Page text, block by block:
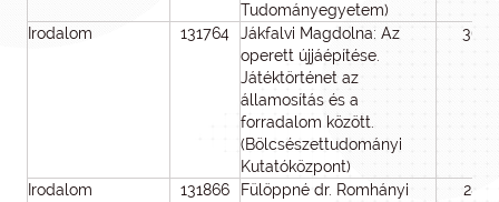
Tudományegyetem)
Irodalom 131764
Jákfalvi Magdolna: Az
operett újjáépítése.
Játéktörténet az
államosítás és a
forradalom között.
(Bölcsészettudományi
Kutatóközpont)
36
Irodalom 131866
Fülöppné dr. Romhányi
28